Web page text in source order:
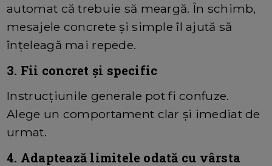
automat că trebuie să meargă. În schimb,
mesajele concrete și simple îl ajută să
înțeleagă mai repede.
3. Fii concret și specific
Instrucțiunile generale pot fi confuze.
Alege un comportament clar și imediat de
urmat.
4. Adaptează limitele odată cu vârsta